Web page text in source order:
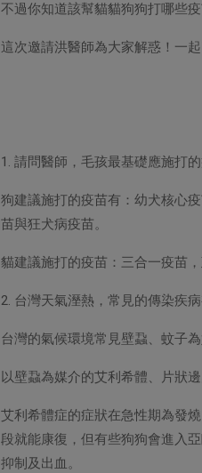
不過你知道該幫貓貓狗狗打哪些
這次邀請洪醫師為大家解惑！一
1. 請問醫師，毛孩最基礎應施打
狗建議施打的疫苗有：幼犬核心疫
苗與狂犬病疫苗。
貓建議施打的疫苗：三合一疫苗
2. 台灣天氣溼熱，常見的傳染疾
台灣的氣候環境常見壁蝨、蚊子為
以壁蝨為媒介的艾利希體、片狀
艾利希體症的症狀在急性期為發
段就能康復，但有些狗狗會進入
抑制及出血。